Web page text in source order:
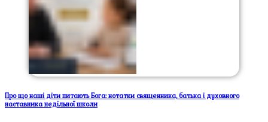
Про що наші діти питають Бога: нотатки священника, батька і духовного
наставника недільної школи